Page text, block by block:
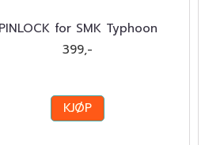
PINLOCK for SMK Typhoon
399,-
KJØP